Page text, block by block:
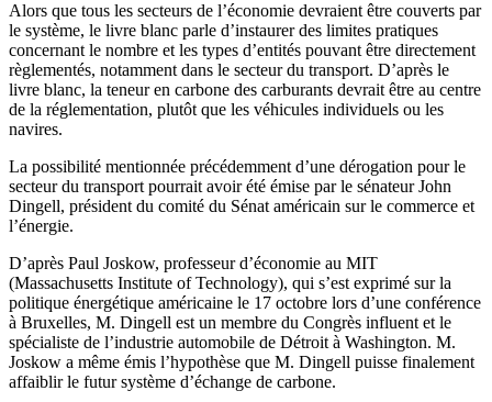
Alors que tous les secteurs de l’économie devraient être couverts par
le système, le livre blanc parle d’instaurer des limites pratiques
concernant le nombre et les types d’entités pouvant être directement
règlementés, notamment dans le secteur du transport. D’après le
livre blanc, la teneur en carbone des carburants devrait être au centre
de la réglementation, plutôt que les véhicules individuels ou les
navires.
La possibilité mentionnée précédemment d’une dérogation pour le
secteur du transport pourrait avoir été émise par le sénateur John
Dingell, président du comité du Sénat américain sur le commerce et
l’énergie.
D’après Paul Joskow, professeur d’économie au MIT
(Massachusetts Institute of Technology), qui s’est exprimé sur la
politique énergétique américaine le 17 octobre lors d’une conférence
à Bruxelles, M. Dingell est un membre du Congrès influent et le
spécialiste de l’industrie automobile de Détroit à Washington. M.
Joskow a même émis l’hypothèse que M. Dingell puisse finalement
affaiblir le futur système d’échange de carbone.